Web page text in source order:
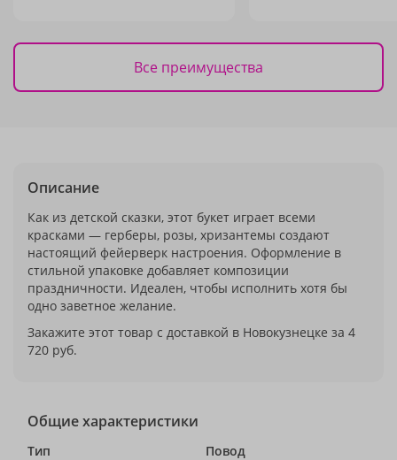
Все преимущества
Описание
Как из детской сказки, этот букет играет всеми
красками — герберы, розы, хризантемы создают
настоящий фейерверк настроения. Оформление в
стильной упаковке добавляет композиции
праздничности. Идеален, чтобы исполнить хотя бы
одно заветное желание.
Закажите этот товар с доставкой в Новокузнецке за 4
720 руб.
Общие характеристики
Тип
Повод